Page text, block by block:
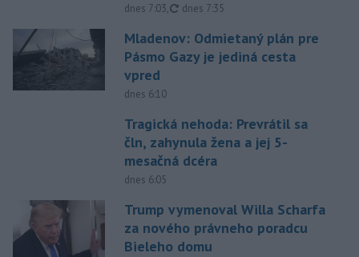
dnes 7:03, aktualizované
dnes 7:35
Mladenov: Odmietaný plán pre
Pásmo Gazy je jediná cesta
vpred
dnes 6:10
Tragická nehoda: Prevrátil sa
čln, zahynula žena a jej 5-
mesačná dcéra
dnes 6:05
Trump vymenoval Willa Scharfa
za nového právneho poradcu
Bieleho domu